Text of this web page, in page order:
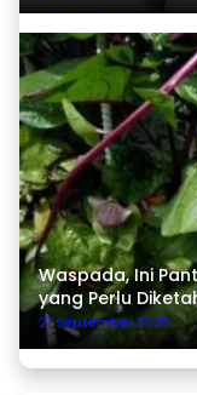
Waspada, Ini
yang Perlu
21 September 2025